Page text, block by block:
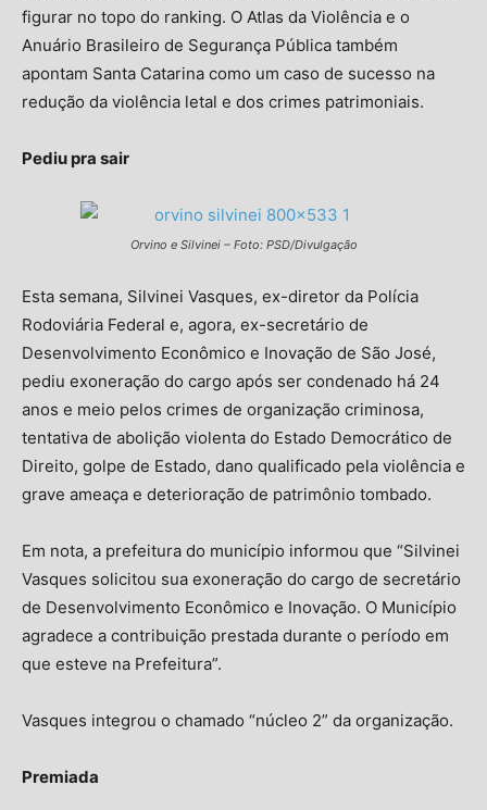
figurar no topo do ranking. O Atlas da Violência e o
Anuário Brasileiro de Segurança Pública também
apontam Santa Catarina como um caso de sucesso na
redução da violência letal e dos crimes patrimoniais.
Pediu pra sair
Orvino e Silvinei – Foto: PSD/Divulgação
Esta semana, Silvinei Vasques, ex-diretor da Polícia
Rodoviária Federal e, agora, ex-secretário de
Desenvolvimento Econômico e Inovação de São José,
pediu exoneração do cargo após ser condenado há 24
anos e meio pelos crimes de organização criminosa,
tentativa de abolição violenta do Estado Democrático de
Direito, golpe de Estado, dano qualificado pela violência e
grave ameaça e deterioração de patrimônio tombado.
Em nota, a prefeitura do município informou que “Silvinei
Vasques solicitou sua exoneração do cargo de secretário
de Desenvolvimento Econômico e Inovação. O Município
agradece a contribuição prestada durante o período em
que esteve na Prefeitura”.
Vasques integrou o chamado “núcleo 2” da organização.
Premiada